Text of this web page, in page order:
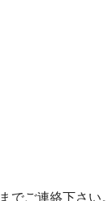
までご連絡下さい